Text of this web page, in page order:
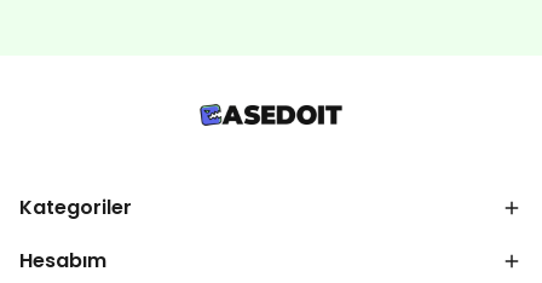
Kategoriler
Hesabım